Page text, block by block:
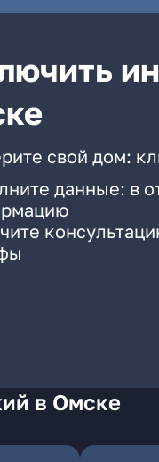
свой дом:
данные: в
в Омске